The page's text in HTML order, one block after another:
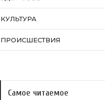
КУЛЬТУРА
ПРОИСШЕСТВИЯ
Самое читаемое